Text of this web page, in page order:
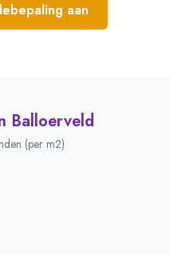
aan
Balloerveld
(per m2)